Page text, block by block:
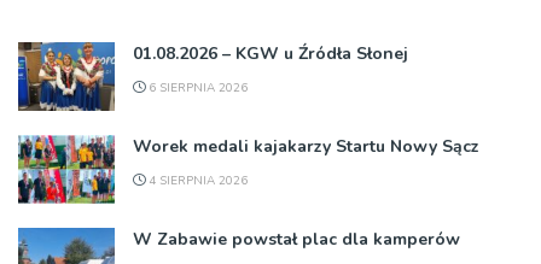
01.08.2026 – KGW u Źródła Słonej
6 SIERPNIA 2026
Worek medali kajakarzy Startu Nowy Sącz
4 SIERPNIA 2026
W Zabawie powstał plac dla kamperów